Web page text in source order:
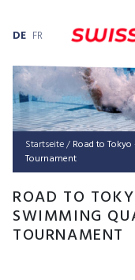
DE FR
Startseite/ Road to
Tournament
ROAD TO
SWIMMING
TOURNAMENT